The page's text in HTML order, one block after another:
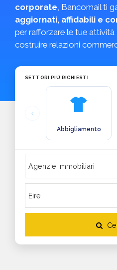
corporate, Bancomail ti
aggiornati, affidabili e
per rafforzare le tue
costruire relazioni
SETTORI PIÙ RICHIESTI
Abbigliamento